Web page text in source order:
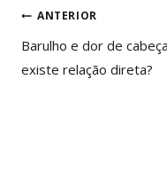
Navegação
de
ANTERIOR
Barulho e dor de
existe relação direta?